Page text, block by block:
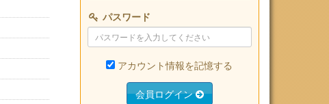
パスワード
アカウント情報を記憶する
会員ログイン